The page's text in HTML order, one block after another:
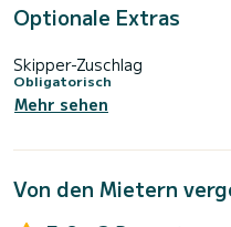
Optionale Extras
Skipper-Zuschlag
Obligatorisch
Mehr sehen
Von den Mietern